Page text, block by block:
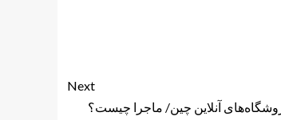
Next
آنلاین چین/ ماجرا چیست؟